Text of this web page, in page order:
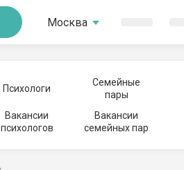
Москва
Психологи
Семейные
пары
Вакансии
психологов
Вакансии
семейных пар